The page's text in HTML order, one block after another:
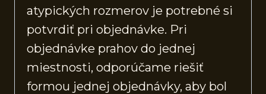
atypických rozmerov je potrebné si
potvrdiť pri objednávke. Pri
objednávke prahov do jednej
miestnosti, odporúčame riešiť
formou jednej objednávky, aby bol